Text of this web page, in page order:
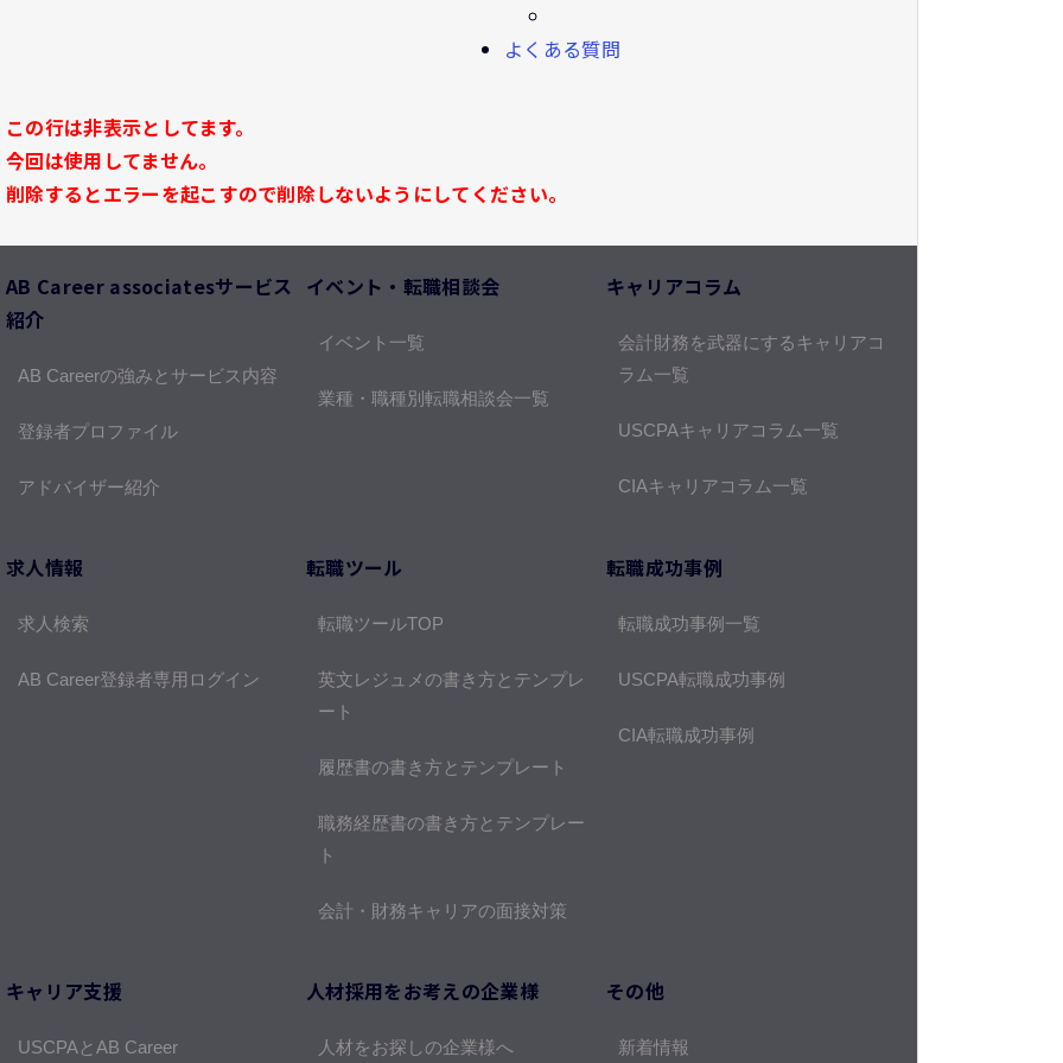
よくある質問
この行は非表示としてます。
今回は使用してません。
削除するとエラーを起こすので削除しないようにしてください。
AB Career associatesサービス
紹介
AB Careerの強みとサービス内容
登録者プロファイル
アドバイザー紹介
イベント・転職相談会
イベント一覧
業種・職種別転職相談会一覧
キャリアコラム
会計財務を武器にするキャリアコ
ラム一覧
USCPAキャリアコラム一覧
CIAキャリアコラム一覧
求人情報
求人検索
AB Career登録者専用ログイン
転職ツール
転職ツールTOP
英文レジュメの書き方とテンプレ
ート
履歴書の書き方とテンプレート
職務経歴書の書き方とテンプレー
ト
会計・財務キャリアの面接対策
転職成功事例
転職成功事例一覧
USCPA転職成功事例
CIA転職成功事例
キャリア支援
USCPAとAB Career
人材採用をお考えの企業様
人材をお探しの企業様へ
その他
新着情報